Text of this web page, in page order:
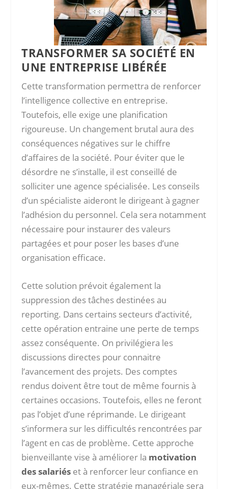
TRANSFORMER SA SOCIÉTÉ EN
UNE ENTREPRISE LIBÉRÉE
Cette transformation permettra de renforcer
l’intelligence collective en entreprise.
Toutefois, elle exige une planification
rigoureuse. Un changement brutal aura des
conséquences négatives sur le chiffre
d’affaires de la société. Pour éviter que le
désordre ne s’installe, il est conseillé de
solliciter une agence spécialisée. Les conseils
d’un spécialiste aideront le dirigeant à gagner
l’adhésion du personnel. Cela sera notamment
nécessaire pour instaurer des valeurs
partagées et pour poser les bases d’une
organisation efficace.
Cette solution prévoit également la
suppression des tâches destinées au
reporting. Dans certains secteurs d’activité,
cette opération entraine une perte de temps
assez conséquente. On privilégiera les
discussions directes pour connaitre
l’avancement des projets. Des comptes
rendus doivent être tout de même fournis à
certaines occasions. Toutefois, elles ne feront
pas l’objet d’une réprimande. Le dirigeant
s’informera sur les difficultés rencontrées par
l’agent en cas de problème. Cette approche
bienveillante vise à améliorer la motivation
des salariés et à renforcer leur confiance en
eux-mêmes. Cette stratégie managériale sera